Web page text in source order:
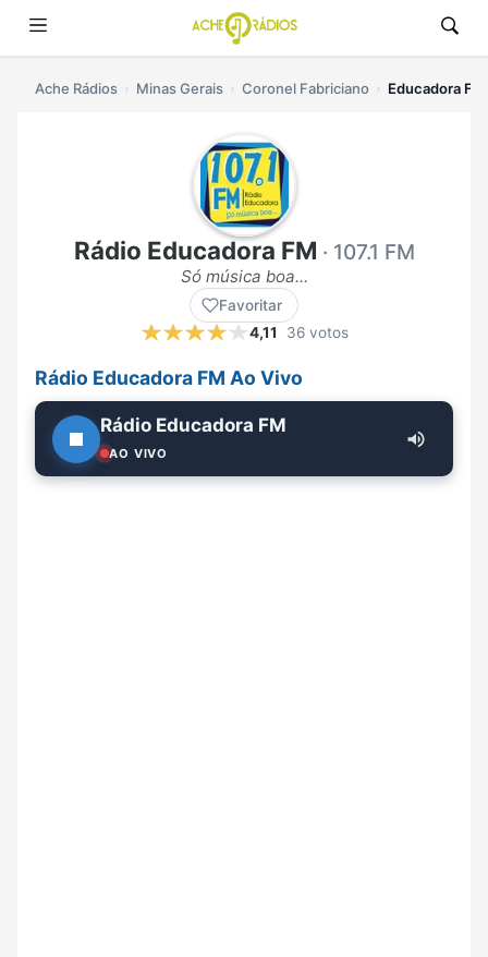
Ache Rádios Minas Gerais Coronel Fabriciano Educadora
Rádio Educadora FM · 107.1 FM
Só música boa...
Favoritar
4,11
36 votos
Rádio Educadora FM Ao Vivo
Rádio Educadora FM
AO VIVO